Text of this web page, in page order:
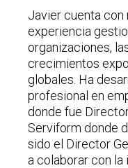
Javier cuenta con
experiencia
organizaciones,
crecimientos
globales. Ha
profesional en
donde fue
Serviform donde
sido el Director
a colaborar con la